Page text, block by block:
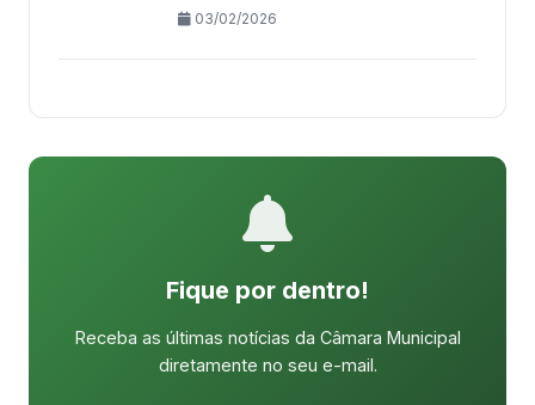
03/02/2026
Fique por dentro!
Receba as últimas notícias da Câmara Municipal
diretamente no seu e-mail.